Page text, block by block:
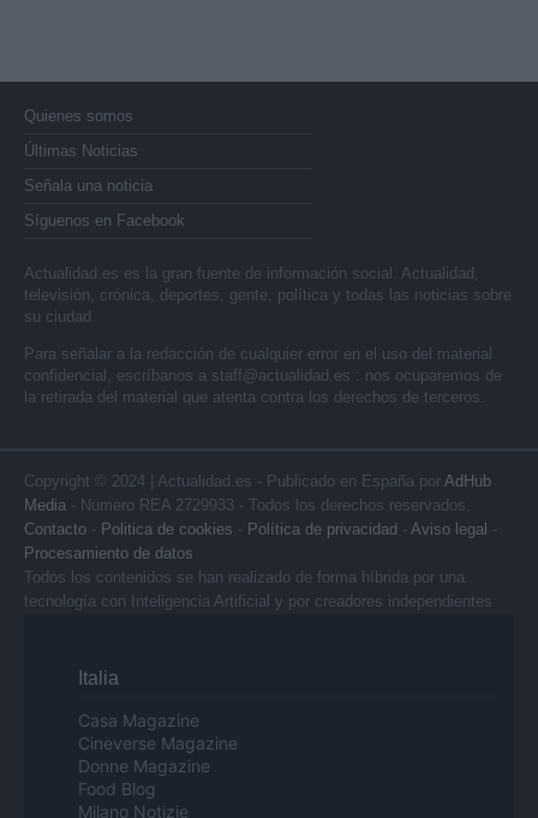
Quienes somos
Últimas Noticias
Señala una noticia
Síguenos en Facebook
Actualidad.es es la gran fuente de información social. Actualidad,
televisión, crónica, deportes, gente, política y todas las noticias sobre
su ciudad.
Para señalar a la redacción de cualquier error en el uso del material
confidencial, escríbanos a staff@actualidad.es : nos ocuparemos de
la retirada del material que atenta contra los derechos de terceros.
Copyright © 2024 | Actualidad.es - Publicado en España por AdHub
Media - Numero REA 2729933 - Todos los derechos reservados.
Contacto - Politica de cookies - Política de privacidad - Aviso legal -
Procesamiento de datos
Todos los contenidos se han realizado de forma híbrida por una
tecnología con Inteligencia Artificial y por creadores independientes
Italia
Casa Magazine
Cineverse Magazine
Donne Magazine
Food Blog
Milano Notizie